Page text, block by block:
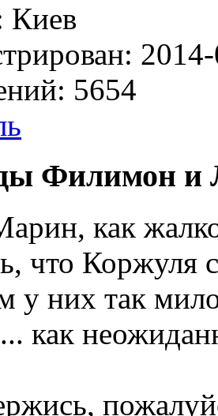
Киев
5654
Филимон и
как
что Коржуля
у них так
как